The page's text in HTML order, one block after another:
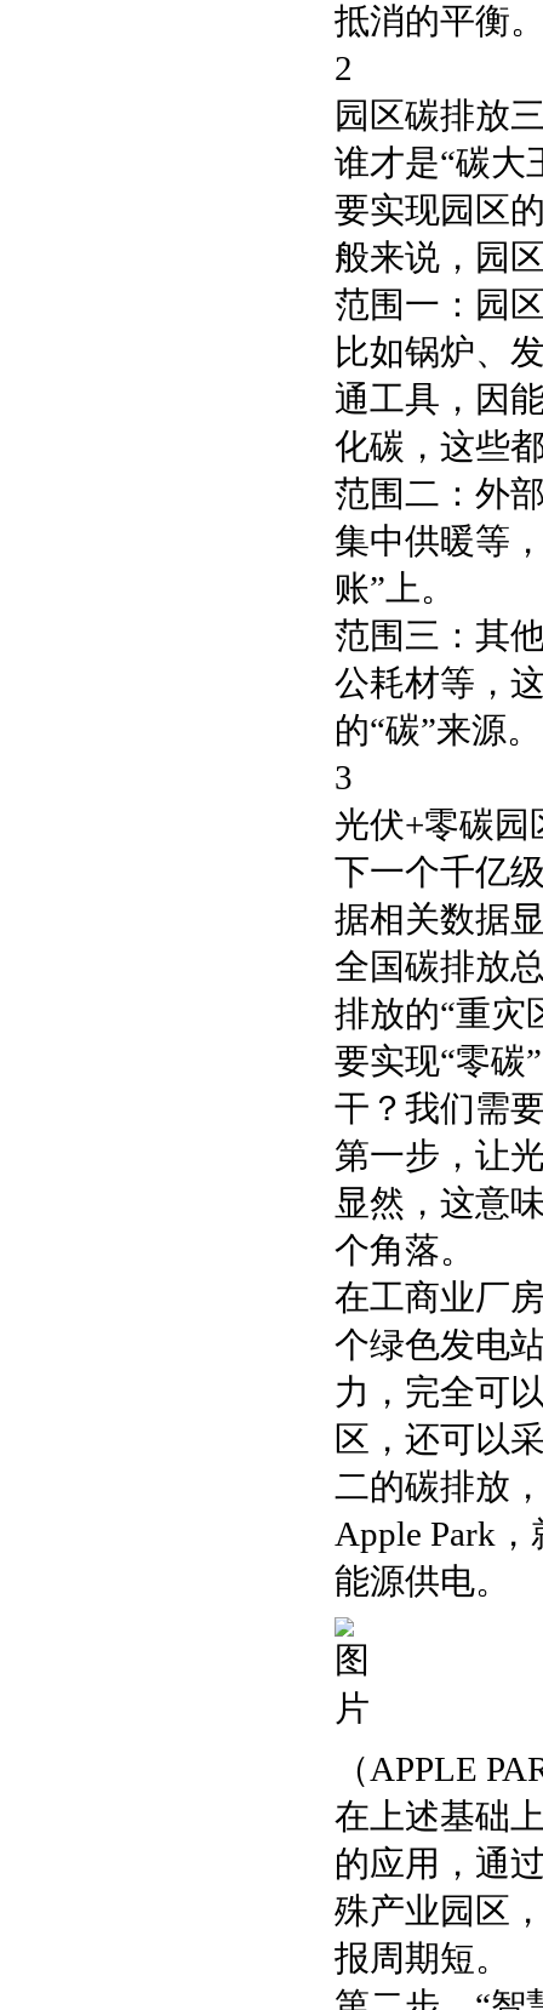
抵消的平衡
2
园区碳排放
谁才是“碳大
要实现园区
般来说，园
范围一：园
比如锅炉、
通工具，因
化碳，这些
范围二：外
集中供暖等
账”上。
范围三：其
公耗材等，
的“碳”来源。
3
光伏+零碳园
下一个千亿
据相关数据
全国碳排放
排放的“重灾
要实现“零碳
干？我们需
第一步，让
显然，这意
个角落。
在工商业厂
个绿色发电
力，完全可
区，还可以
二的碳排放
Apple Park
能源供电。
（APPLE
在上述基础
的应用，通
殊产业园区
报周期短。